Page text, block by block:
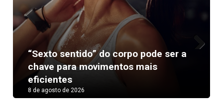
“Sexto sentido” do corpo pode ser a
chave para movimentos mais
eficientes
8 de agosto de 2026